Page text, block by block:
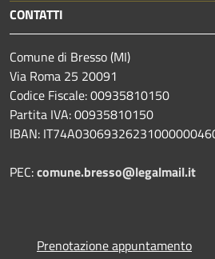
CONTATTI
Comune di Bresso (MI)
Via Roma 25 20091
Codice Fiscale: 00935810150
Partita IVA: 00935810150
IBAN:
PEC:comune.bresso@legalmail.it
Prenotazione appuntamento